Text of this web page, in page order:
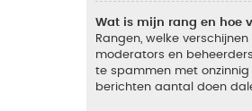
Wat is mijn rang en hoe
Rangen, welke
moderators en
te spammen met
berichten aantal doen